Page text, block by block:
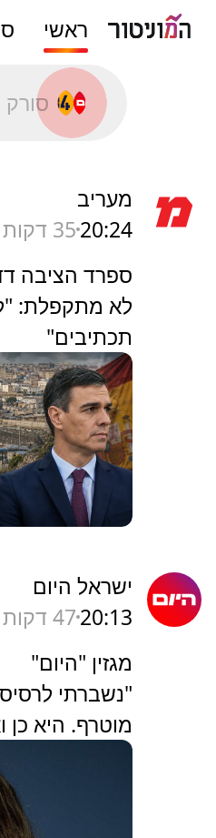
ראשי
סורק
מעריב
20:2435 דקות
ספרד הציבה
לא מתקפלת:
תכתיבים"
ישראל היום
20:1347 דקות
מגזין "היום"
"נשברתי
מוטרף. היא כן